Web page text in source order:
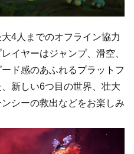
4人までのオフライン協力
イヤーはジャンプ、滑空、
ド感のあふれるプラットフ
新しい6つ目の世界、壮大
シーの救出などをお楽しみ